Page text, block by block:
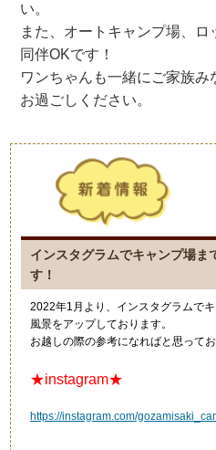
い。
また、オートキャンプ場、ロ
同伴OKです！
ワンちゃんも一緒にご家族
お過ごしください。
インスタグラムでキャンプ場ま
す！
2022年1月より、インスタグラムで
風景をアップしております。
お越しの際の参考になればと思ってお
★instagram★
https://instagram.com/